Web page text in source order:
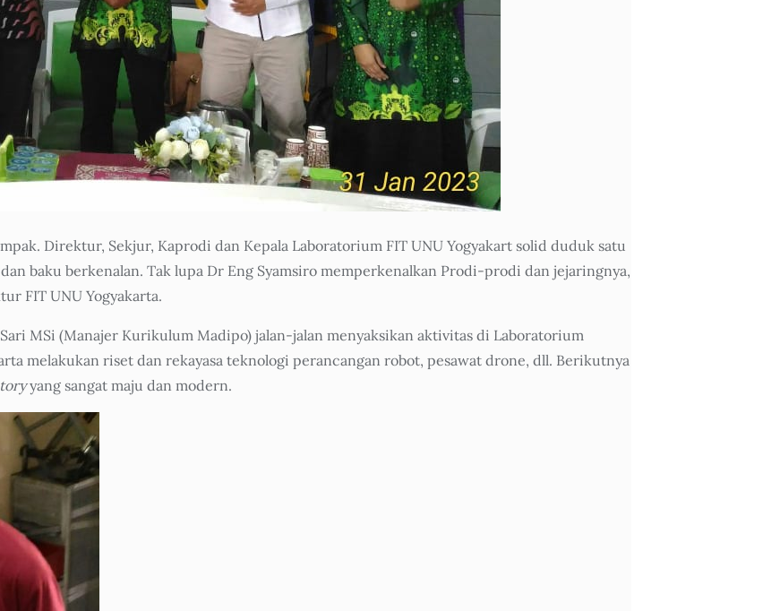
Direktur, Sekjur, Kaprodi dan Kepala Laboratorium FIT UNU Yogyakart solid duduk satu
baku berkenalan. Tak lupa Dr Eng Syamsiro memperkenalkan Prodi-prodi dan jejaringnya,
FIT UNU Yogyakarta.
MSi (Manajer Kurikulum Madipo) jalan-jalan menyaksikan aktivitas di Laboratorium
melakukan riset dan rekayasa teknologi perancangan robot, pesawat drone, dll. Berikutnya
yang sangat maju dan modern.